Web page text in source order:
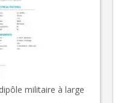
militaire à large